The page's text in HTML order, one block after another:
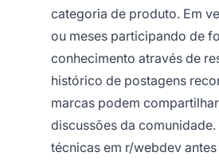
categoria de produto. Em
ou meses participando de
conhecimento através de
histórico de postagens
marcas podem
discussões da
técnicas em r/webdev